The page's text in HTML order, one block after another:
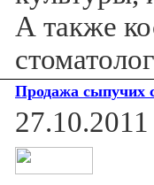
А также
Продажа сыпучих
27.10.2011